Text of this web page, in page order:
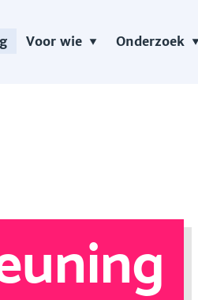
Voor wie Onderzoek